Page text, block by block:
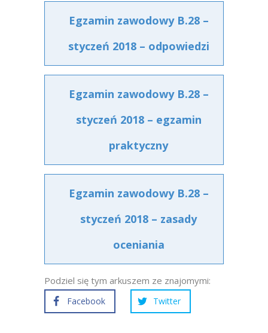
Egzamin zawodowy B.28 –
styczeń 2018 – odpowiedzi
Egzamin zawodowy B.28 –
styczeń 2018 – egzamin
praktyczny
Egzamin zawodowy B.28 –
styczeń 2018 – zasady
oceniania
Podziel się tym arkuszem ze znajomymi:
Facebook Twitter